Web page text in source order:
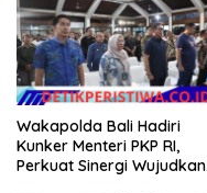
Wakapolda Bali Hadiri
Kunker Menteri PKP RI,
Perkuat Sinergi Wujudkan